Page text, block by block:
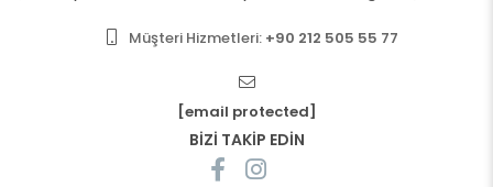
Müşteri Hizmetleri: +90 212 505 55 77
[email protected]
BİZİ TAKİP EDİN